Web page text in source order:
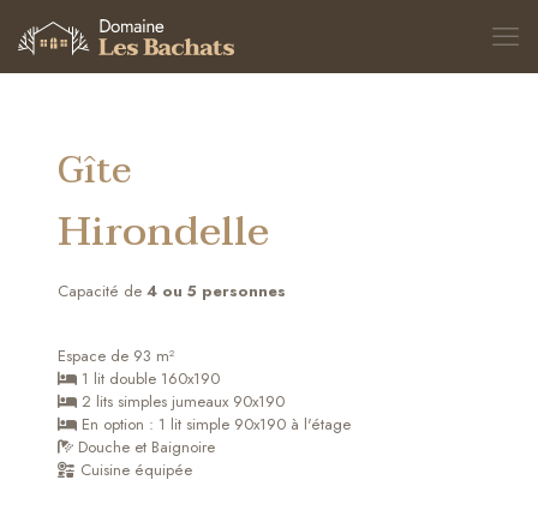
Gîte
Hirondelle
Capacité de4 ou 5 personnes
Espace de 93 m²
1 lit double 160x190
2 lits simples jumeaux 90x190
En option : 1 lit simple 90x190 à l'étage
Douche et Baignoire
Cuisine équipée